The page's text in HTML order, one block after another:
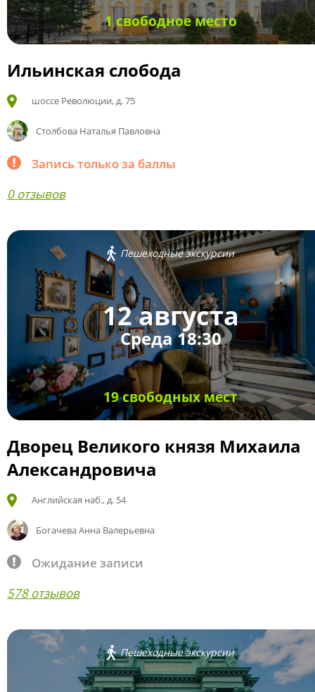
1 свободное место
Ильинская слобода
шоссе Революции, д. 75
Столбова Наталья Павловна
Запись только за баллы
0 отзывов
Пешеходные экскурсии
12 августа
Среда 18:30
19 свободных мест
Дворец Великого князя Михаила
Александровича
Английская наб., д. 54
Богачева Анна Валерьевна
Ожидание записи
578 отзывов
Пешеходные экскурсии